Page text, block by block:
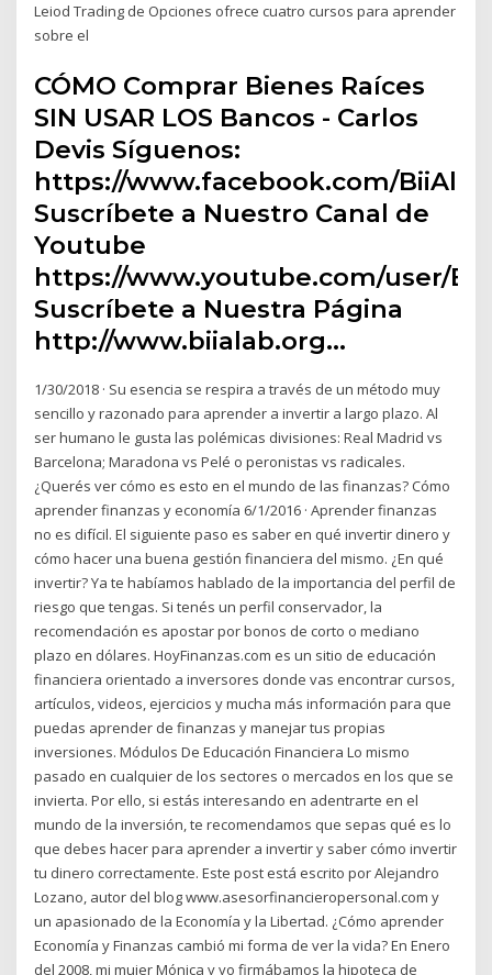
Leiod Trading de Opciones ofrece cuatro cursos para aprender
sobre el
CÓMO Comprar Bienes Raíces
SIN USAR LOS Bancos - Carlos
Devis Síguenos:
https://www.facebook.com/
Suscríbete a Nuestro Canal de
Youtube
https://www.youtube.com/user/
Suscríbete a Nuestra Página
http://www.biialab.org…
1/30/2018 · Su esencia se respira a través de un método muy
sencillo y razonado para aprender a invertir a largo plazo. Al
ser humano le gusta las polémicas divisiones: Real Madrid vs
Barcelona; Maradona vs Pelé o peronistas vs radicales.
¿Querés ver cómo es esto en el mundo de las finanzas? Cómo
aprender finanzas y economía 6/1/2016 · Aprender finanzas
no es difícil. El siguiente paso es saber en qué invertir dinero y
cómo hacer una buena gestión financiera del mismo. ¿En qué
invertir? Ya te habíamos hablado de la importancia del perfil de
riesgo que tengas. Si tenés un perfil conservador, la
recomendación es apostar por bonos de corto o mediano
plazo en dólares. HoyFinanzas.com es un sitio de educación
financiera orientado a inversores donde vas encontrar cursos,
artículos, videos, ejercicios y mucha más información para que
puedas aprender de finanzas y manejar tus propias
inversiones. Módulos De Educación Financiera Lo mismo
pasado en cualquier de los sectores o mercados en los que se
invierta. Por ello, si estás interesando en adentrarte en el
mundo de la inversión, te recomendamos que sepas qué es lo
que debes hacer para aprender a invertir y saber cómo invertir
tu dinero correctamente. Este post está escrito por Alejandro
Lozano, autor del blog www.asesorfinancieropersonal.com y
un apasionado de la Economía y la Libertad. ¿Cómo aprender
Economía y Finanzas cambió mi forma de ver la vida? En Enero
del 2008, mi mujer Mónica y yo firmábamos la hipoteca de